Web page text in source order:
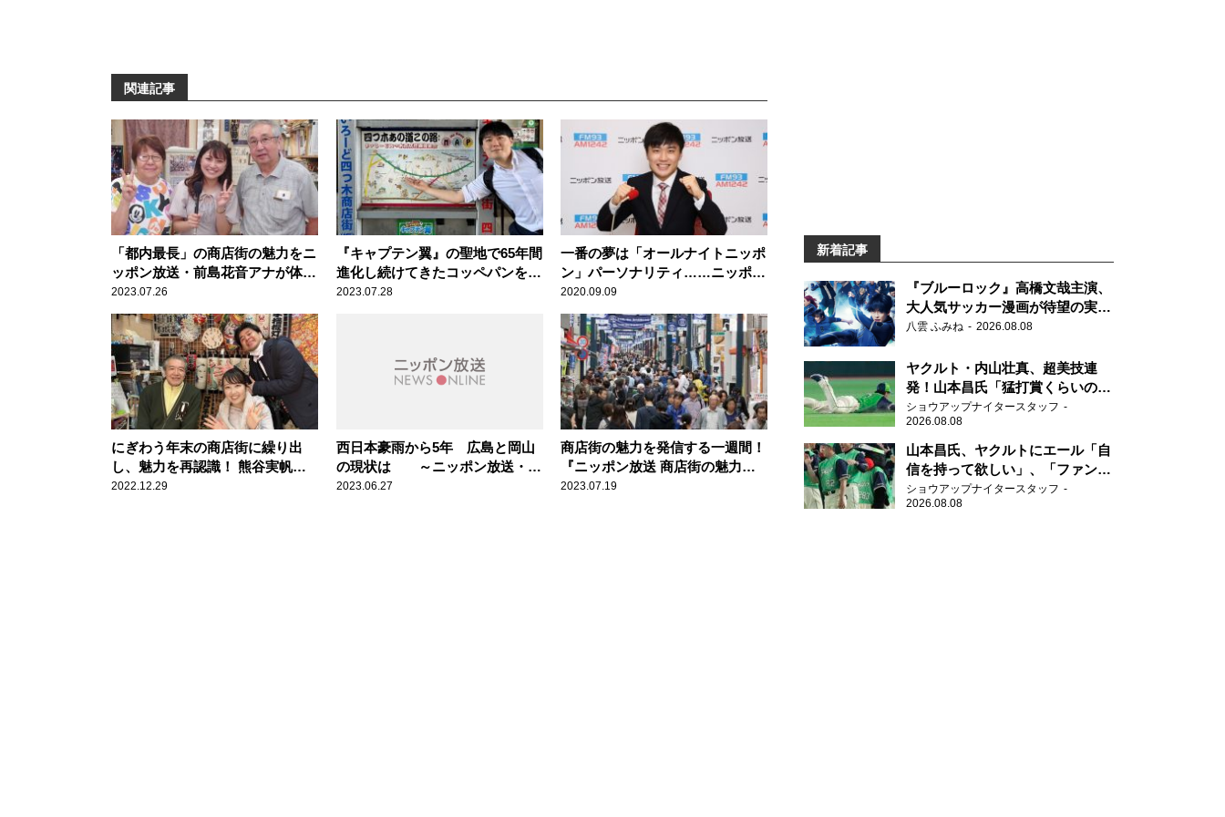
関連記事
「都内最長」の商店街の魅力をニ
ッポン放送・前島花音アナが体
感 ～『ニッポン放送 商店街の
魅力届け隊！』戸越銀座商店街
2023.07.26
『キャプテン翼』の聖地で65年間
進化し続けてきたコッペパンをニ
ッポン放送・内田雄基アナが堪
2023.07.28
一番の夢は「オールナイトニッポ
ン」パーソナリティ……ニッポン
放送 新人アナウンサー 内田雄
基 9月18日（金）デビュー
2020.09.09
にぎわう年末の商店街に繰り出
し、魅力を再認識！ 熊谷実帆ア
ナウンサーと垣花正がレポート
2022.12.29
西日本豪雨から5年 広島と岡山
の現状は ～ニッポン放送・内
田雄基アナウンサーレポート
2023.06.27
商店街の魅力を発信する一週間！
『ニッポン放送 商店街の魅力届
け隊！』
2023.07.19
新着記事
『ブルーロック』高橋文哉主演、
大人気サッカー漫画が待望の実写
映画に
八雲 ふみね 2026.08.08
ヤクルト・内山壮真、超美技連
発！山本昌氏「猛打賞くらいの価
値」
ショウアップナイタースタッフ
2026.08.08
山本昌氏、ヤクルトにエール「自
信を持って欲しい」、「ファンの
方も毎日応援してくれています」
ショウアップナイタースタッフ
2026.08.08